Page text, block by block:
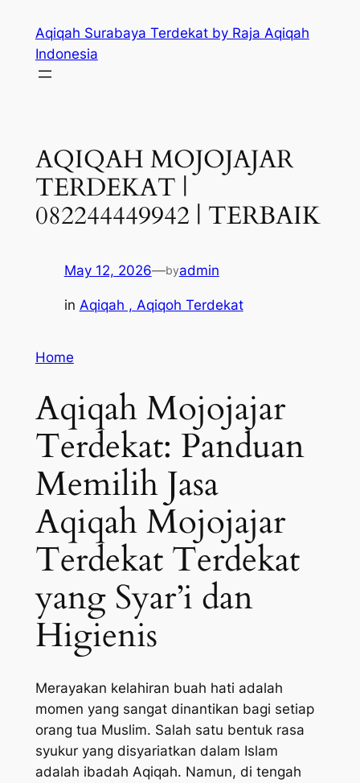
content
Aqiqah Surabaya Terdekat by Raja Aqiqah
Indonesia
AQIQAH MOJOJAJAR
TERDEKAT |
082244449942 | TERBAIK
May 12, 2026—byadmin
in Aqiqah , Aqiqoh Terdekat
Home
Aqiqah Mojojajar
Terdekat: Panduan
Memilih Jasa
Aqiqah Mojojajar
Terdekat Terdekat
yang Syar’i dan
Higienis
Merayakan kelahiran buah hati adalah
momen yang sangat dinantikan bagi setiap
orang tua Muslim. Salah satu bentuk rasa
syukur yang disyariatkan dalam Islam
adalah ibadah Aqiqah. Namun, di tengah